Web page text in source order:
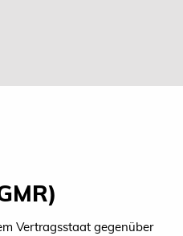
Vertragsstaat gegenüber